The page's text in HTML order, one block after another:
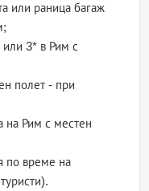
или раница багаж
или 3* в Рим с
полет - при
на Рим с местен
по време на